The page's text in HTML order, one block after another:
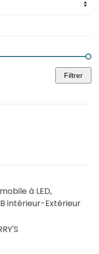
Filtrer
à LED,
intérieur-Extérieur